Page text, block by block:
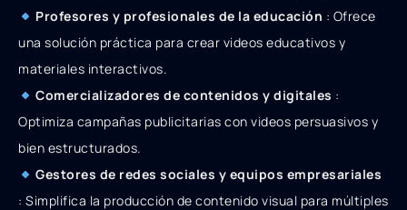
Profesores y profesionales de la educación : Ofrece
una solución práctica para crear videos educativos y
materiales interactivos.
Comercializadores de contenidos y digitales :
Optimiza campañas publicitarias con videos persuasivos y
bien estructurados.
Gestores de redes sociales y equipos empresariales
: Simplifica la producción de contenido visual para múltiples